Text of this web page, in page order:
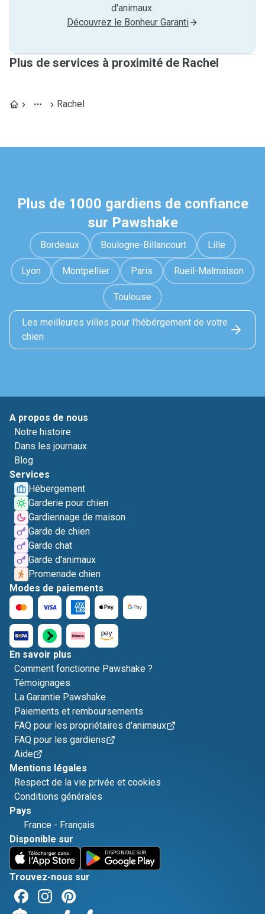
d'animaux.
Découvrez le Bonheur Garanti
Plus de services à proximité de Rachel
Rachel
Plus de 1000 gardiens de confiance
sur Pawshake
Bordeaux Boulogne-Billancourt Lille
Lyon Montpellier Paris Rueil-Malmaison
Toulouse
Les meilleures villes pour l'hébérgement de votre
chien
A propos de nous
Notre histoire
Dans les journaux
Blog
Services
Hébergement
Garderie pour chien
Gardiennage de maison
Garde de chien
Garde chat
Garde d'animaux
Promenade chien
Modes de paiements
En savoir plus
Comment fonctionne Pawshake ?
Témoignages
La Garantie Pawshake
Paiements et remboursements
FAQ pour les propriétaires d'animaux
FAQ pour les gardiens
Aide
Mentions légales
Respect de la vie privée et cookies
Conditions générales
Pays
France - Français
Disponible sur
Trouvez-nous sur